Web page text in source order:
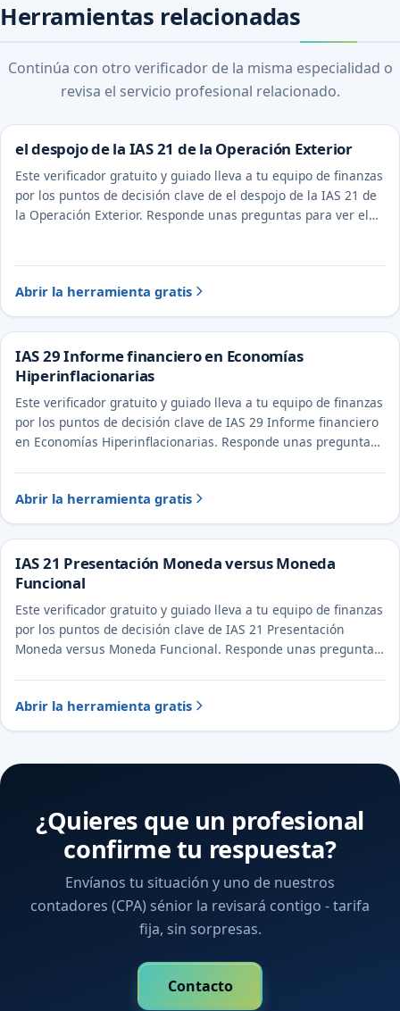
Herramientas relacionadas
Continúa con otro verificador de la misma especialidad o
revisa el servicio profesional relacionado.
el despojo de la IAS 21 de la Operación Exterior
Este verificador gratuito y guiado lleva a tu equipo de finanzas
por los puntos de decisión clave de el despojo de la IAS 21 de
la Operación Exterior. Responde unas preguntas para ver el
Abrir la herramienta gratis
IAS 29 Informe financiero en Economías
Hiperinflacionarias
Este verificador gratuito y guiado lleva a tu equipo de finanzas
por los puntos de decisión clave de IAS 29 Informe financiero
en Economías Hiperinflacionarias. Responde unas preguntas
Abrir la herramienta gratis
IAS 21 Presentación Moneda versus Moneda
Funcional
Este verificador gratuito y guiado lleva a tu equipo de finanzas
por los puntos de decisión clave de IAS 21 Presentación
Moneda versus Moneda Funcional. Responde unas preguntas
Abrir la herramienta gratis
¿Quieres que un profesional
confirme tu respuesta?
Envíanos tu situación y uno de nuestros
contadores (CPA) sénior la revisará contigo - tarifa
fija, sin sorpresas.
Contacto